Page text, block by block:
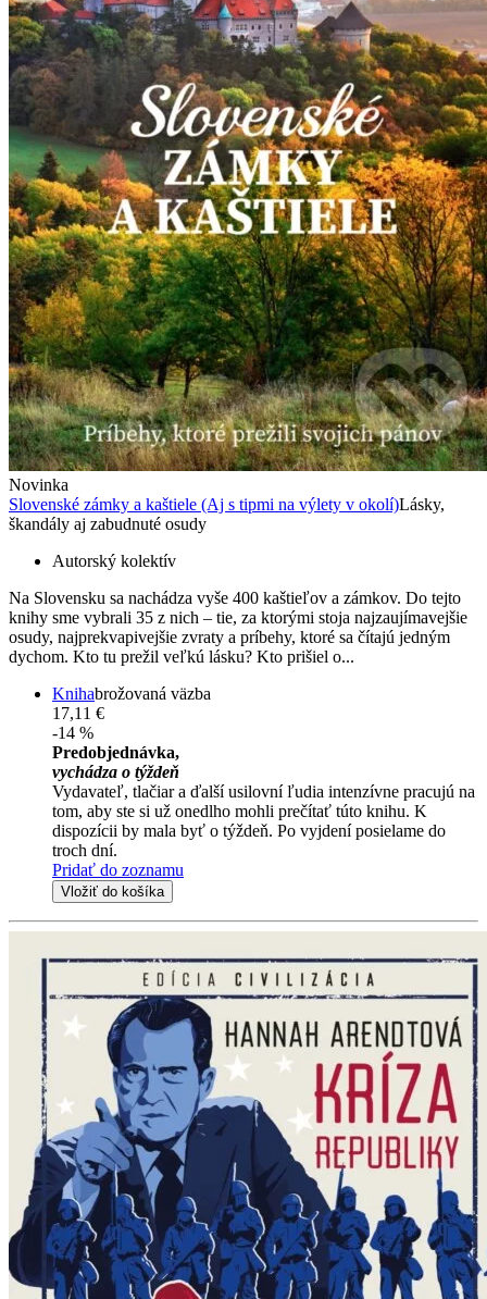
Novinka
Slovenské zámky a kaštiele (Aj s tipmi na výlety v okolí)Lásky,
škandály aj zabudnuté osudy
Autorský kolektív
Na Slovensku sa nachádza vyše 400 kaštieľov a zámkov. Do tejto
knihy sme vybrali 35 z nich – tie, za ktorými stoja najzaujímavejšie
osudy, najprekvapivejšie zvraty a príbehy, ktoré sa čítajú jedným
dychom. Kto tu prežil veľkú lásku? Kto prišiel o...
Knihabrožovaná väzba
17,11 €
-14 %
Predobjednávka,
vychádza o týždeň
Vydavateľ, tlačiar a ďalší usilovní ľudia intenzívne pracujú na
tom, aby ste si už onedlho mohli prečítať túto knihu. K
dispozícii by mala byť o týždeň. Po vyjdení posielame do
troch dní.
Pridať do zoznamu
Vložiť do košíka